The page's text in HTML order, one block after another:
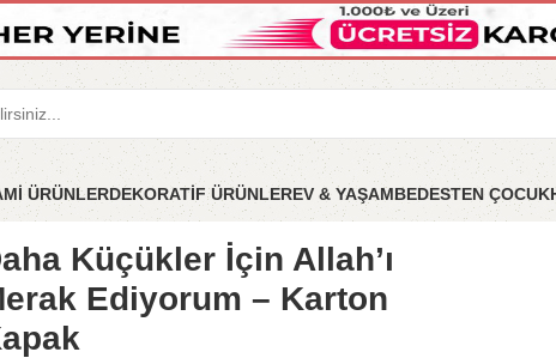
ÜRÜNLERDEKORATİF ÜRÜNLEREV & YAŞAMBEDESTEN ÇOCUK
Ediyorum – Karton Kapak
Küçükler İçin Allah’ı
Ediyorum – Karton